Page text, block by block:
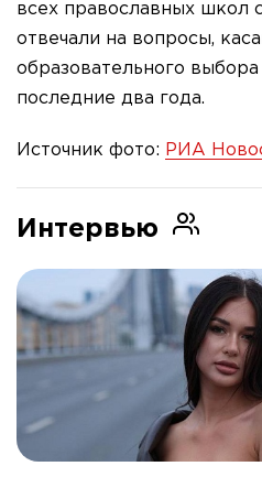
всех православных школ
отвечали на вопросы,
образовательного
последние два года.
Источник фото: РИА
Интервью